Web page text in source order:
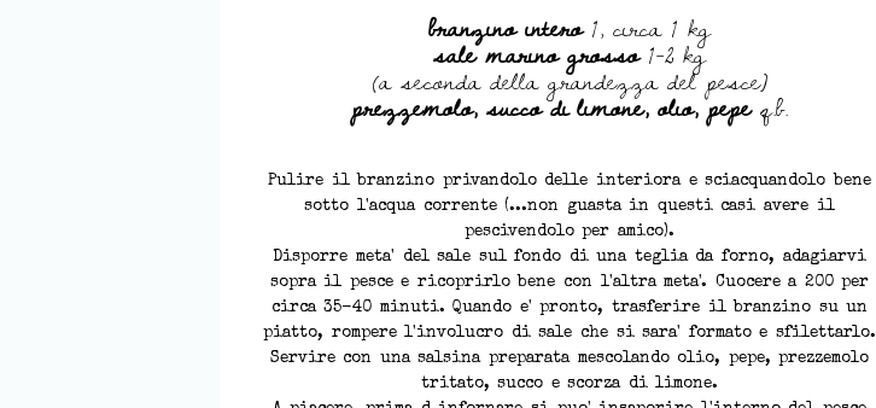
branzino intero1, circa 1 kg
sale marino grosso1-2 kg
(a seconda della grandezza del pesce)
prezzemolo, succo di limone, olio, pepeq.b.
Pulire il branzino privandolo delle interiora e sciacquandolo bene
sotto l'acqua corrente (...non guasta in questi casi avere il
pescivendolo per amico).
Disporre meta' del sale sul fondo di una teglia da forno, adagiarvi
sopra il pesce e ricoprirlo bene con l'altra meta'. Cuocere a 200 per
circa 35-40 minuti. Quando e' pronto, trasferire il branzino su un
piatto, rompere l'involucro di sale che si sara' formato e sfilettarlo.
Servire con una salsina preparata mescolando olio, pepe, prezzemolo
tritato, succo e scorza di limone.